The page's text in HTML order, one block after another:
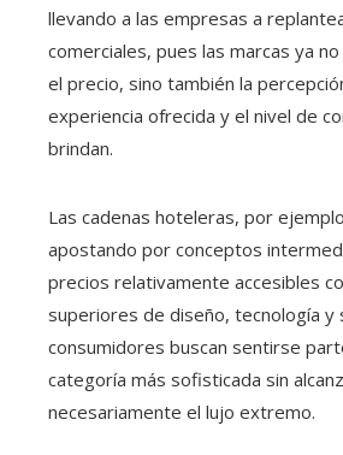
llevando a las empresas a
comerciales, pues las marcas ya
el precio, sino también la
experiencia ofrecida y el nivel de
brindan.
Las cadenas hoteleras, por
apostando por conceptos
precios relativamente accesibles
superiores de diseño, tecnología y
consumidores buscan sentirse
categoría más sofisticada sin
necesariamente el lujo extremo.